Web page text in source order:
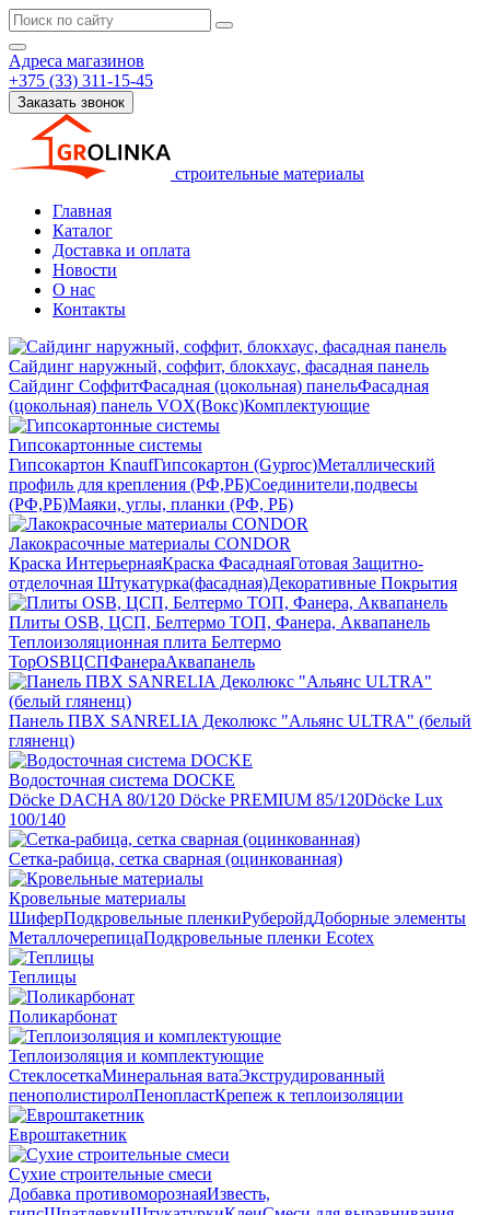
Адреса магазинов
+375 (33) 311-15-45
Заказать звонок
строительные материалы
Главная
Каталог
Доставка и оплата
Новости
О нас
Контакты
Сайдинг наружный, соффит, блокхаус, фасадная панель
Сайдинг СоффитФасадная (цокольная) панельФасадная
(цокольная) панель VOX(Вокс)Комплектующие
Гипсокартонные системы
Гипсокартон KnaufГипсокартон (Gyproc)Металлический
профиль для крепления (РФ,РБ)Соединители,подвесы
(РФ,РБ)Маяки, углы, планки (РФ, РБ)
Лакокрасочные материалы CONDOR
Краска ИнтерьернаяКраска ФасаднаяГотовая Защитно-
отделочная Штукатурка(фасадная)Декоративные Покрытия
Плиты OSB, ЦСП, Белтермо ТОП, Фанера, Аквапанель
Теплоизоляционная плита Белтермо
TopOSBЦСПФанераАквапанель
Панель ПВХ SANRELIA Деколюкс "Альянс ULTRA" (белый
гляненц)
Водосточная система DOCKE
Döсkе DACHA 80/120 Döcke PREMIUM 85/120Döсkе Luх
100/140
Сетка-рабица, сетка сварная (оцинкованная)
Кровельные материалы
ШиферПодкровельные пленкиРуберойдДоборные элементы
МеталлочерепицаПодкровельные пленки Ecotex
Теплицы
Поликарбонат
Теплоизоляция и комплектующие
СтеклосеткаМинеральная ватаЭкструдированный
пенополистиролПенопластКрепеж к теплоизоляции
Евроштакетник
Сухие строительные смеси
Добавка противоморознаяИзвесть,